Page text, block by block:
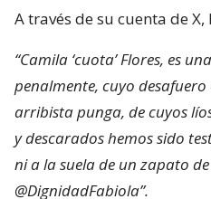
A través de su cuenta de
“Camila ‘cuota’ Flores, es
penalmente, cuyo
arribista punga, de cuyos
y descarados hemos sido
ni a la suela de un zapato
@DignidadFabiola”.